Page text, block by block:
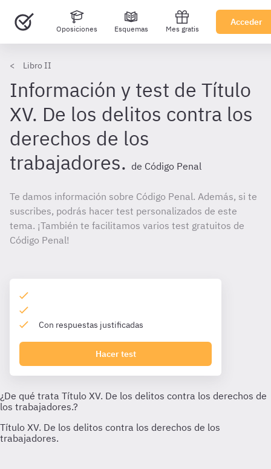
Oposiciones Esquemas Mes gratis
Acceder
Libro II
Información y test de Título
XV. De los delitos contra los
derechos de los
trabajadores. de Código Penal
Te damos información sobre Código Penal. Además, si te
suscribes, podrás hacer test personalizados de este
tema. ¡También te facilitamos varios test gratuitos de
Código Penal!
Con respuestas justificadas
Hacer test